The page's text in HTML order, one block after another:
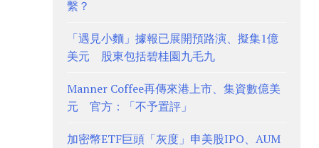
繫？
「遇見小麵」據報已展開預路演、擬集1億
美元 股東包括碧桂園九毛九
Manner Coffee再傳來港上市、集資數億美
元 官方：「不予置評」
加密幣ETF巨頭「灰度」申美股IPO、AUM